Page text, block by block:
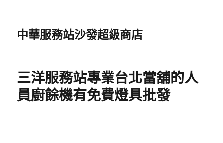
中華服務站沙發超級商店
三洋服務站專業台北當舖的人
員廚餘機有免費燈具批發